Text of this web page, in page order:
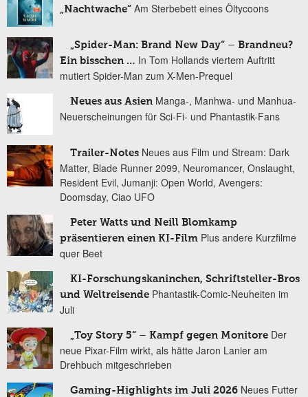
„Nachtwache“ Am Sterbebett eines Öltycoons
„Spider-Man: Brand New Day“ – Brandneu?
Ein bisschen … In Tom Hollands viertem Auftritt
mutiert Spider-Man zum X-Men-Prequel
Neues aus Asien Manga-, Manhwa- und Manhua-
Neuerscheinungen für Sci-Fi- und Phantastik-Fans
Trailer-Notes Neues aus Film und Stream: Dark
Matter, Blade Runner 2099, Neuromancer, Onslaught,
Resident Evil, Jumanji: Open World, Avengers:
Doomsday, Ciao UFO
Peter Watts und Neill Blomkamp
präsentieren einen KI-Film Plus andere Kurzfilme
quer Beet
KI-Forschungskaninchen, Schriftsteller-Bros
und Weltreisende Phantastik-Comic-Neuheiten im
Juli
„Toy Story 5“ – Kampf gegen Monitore Der
neue Pixar-Film wirkt, als hätte Jaron Lanier am
Drehbuch mitgeschrieben
Gaming-Highlights im Juli 2026 Neues Futter